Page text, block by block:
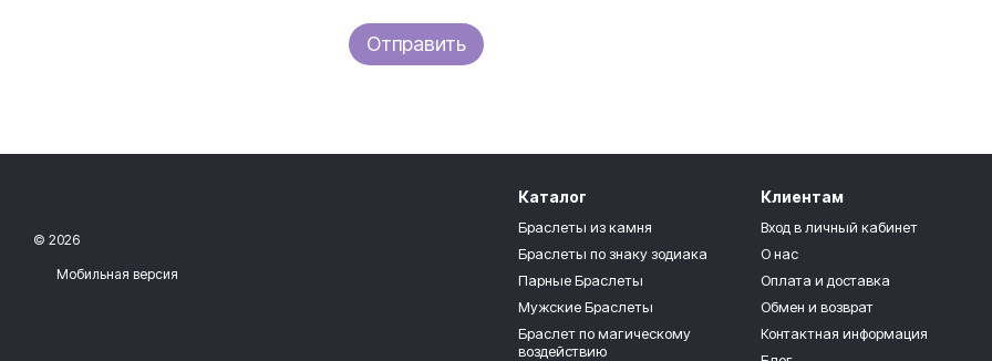
Отправить
© 2026
Мобильная версия
Каталог
Браслеты из камня
Браслеты по знаку зодиака
Парные Браслеты
Мужские Браслеты
Браслет по магическому
воздействию
Клиентам
Вход в личный кабинет
О нас
Оплата и доставка
Обмен и возврат
Контактная информация